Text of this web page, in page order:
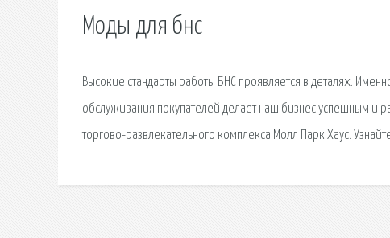
Моды для бнс
Высокие стандарты работы БНС проявляется в деталях.
обслуживания покупателей делает наш бизнес успешным и
торгово-развлекательного комплекса Молл Парк Хаус.